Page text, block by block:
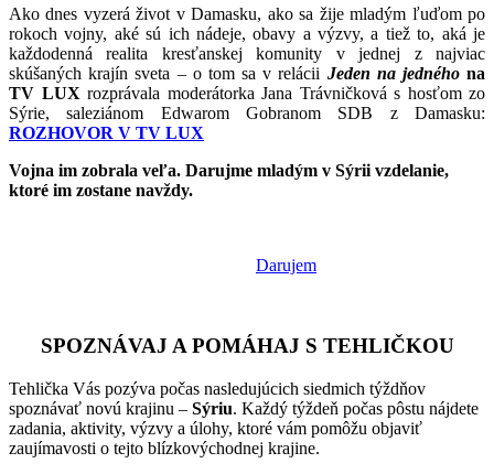
Ako dnes vyzerá život v Damasku, ako sa žije mladým ľuďom po
rokoch vojny, aké sú ich nádeje, obavy a výzvy, a tiež to, aká je
každodenná realita kresťanskej komunity v jednej z najviac
skúšaných krajín sveta – o tom sa v relácii Jeden na jednéhona
TV LUXrozprávala moderátorka Jana Trávničková s hosťom zo
Sýrie, saleziánom Edwarom Gobranom SDB z Damasku:
ROZHOVOR V TV LUX
Vojna im zobrala veľa. Darujme mladým v Sýrii vzdelanie,
ktoré im zostane navždy.
Darujem
SPOZNÁVAJ A POMÁHAJ S TEHLIČKOU
Tehlička Vás pozýva počas nasledujúcich siedmich týždňov
spoznávať novú krajinu – Sýriu. Každý týždeň počas pôstu nájdete
zadania, aktivity, výzvy a úlohy, ktoré vám pomôžu objaviť
zaujímavosti o tejto blízkovýchodnej krajine.